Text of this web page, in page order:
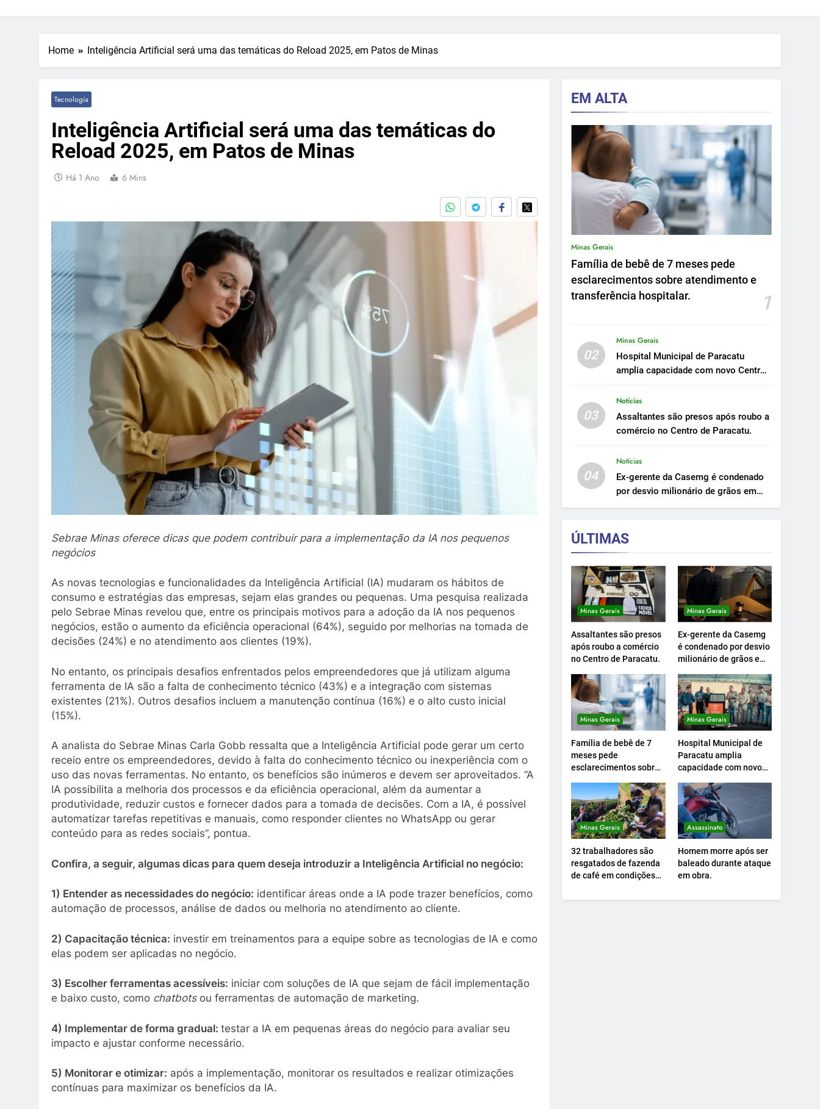
Home Inteligência Artificial será uma das temáticas do Reload 2025, em Patos de Minas
Tecnologia
Inteligência Artificial será uma das temáticas do
Reload 2025, em Patos de Minas
Há 1 Ano 6 Mins
Sebrae Minas oferece dicas que podem contribuir para a implementação da IA nos pequenos
negócios
As novas tecnologias e funcionalidades da Inteligência Artificial (IA) mudaram os hábitos de
consumo e estratégias das empresas, sejam elas grandes ou pequenas. Uma pesquisa realizada
pelo Sebrae Minas revelou que, entre os principais motivos para a adoção da IA nos pequenos
negócios, estão o aumento da eficiência operacional (64%), seguido por melhorias na tomada de
decisões (24%) e no atendimento aos clientes (19%).
No entanto, os principais desafios enfrentados pelos empreendedores que já utilizam alguma
ferramenta de IA são a falta de conhecimento técnico (43%) e a integração com sistemas
existentes (21%). Outros desafios incluem a manutenção contínua (16%) e o alto custo inicial
(15%).
A analista do Sebrae Minas Carla Gobb ressalta que a Inteligência Artificial pode gerar um certo
receio entre os empreendedores, devido à falta do conhecimento técnico ou inexperiência com o
uso das novas ferramentas. No entanto, os benefícios são inúmeros e devem ser aproveitados. “A
IA possibilita a melhoria dos processos e da eficiência operacional, além da aumentar a
produtividade, reduzir custos e fornecer dados para a tomada de decisões. Com a IA, é possível
automatizar tarefas repetitivas e manuais, como responder clientes no WhatsApp ou gerar
conteúdo para as redes sociais”, pontua.
Confira, a seguir, algumas dicas para quem deseja introduzir a Inteligência Artificial no negócio:
1) Entender as necessidades do negócio: identificar áreas onde a IA pode trazer benefícios, como
automação de processos, análise de dados ou melhoria no atendimento ao cliente.
2) Capacitação técnica: investir em treinamentos para a equipe sobre as tecnologias de IA e como
elas podem ser aplicadas no negócio.
3) Escolher ferramentas acessíveis: iniciar com soluções de IA que sejam de fácil implementação
e baixo custo, como chatbotsou ferramentas de automação de marketing.
4) Implementar de forma gradual: testar a IA em pequenas áreas do negócio para avaliar seu
impacto e ajustar conforme necessário.
5) Monitorar e otimizar: após a implementação, monitorar os resultados e realizar otimizações
contínuas para maximizar os benefícios da IA.
EM ALTA
Minas Gerais
Família de bebê de 7 meses pede
esclarecimentos sobre atendimento e
transferência hospitalar.
1
02
Minas Gerais
Hospital Municipal de Paracatu
amplia capacidade com novo Centro
03
Notícias
Assaltantes são presos após roubo a
comércio no Centro de Paracatu.
04
Notícias
Ex-gerente da Casemg é condenado
por desvio milionário de grãos em
Paracatu.
ÚLTIMAS
Minas Gerais
Assaltantes são presos
após roubo a comércio
no Centro de Paracatu.
Minas Gerais
Ex-gerente da Casemg
é condenado por desvio
milionário de grãos em
Minas Gerais
Família de bebê de 7
meses pede
esclarecimentos sobre
transferência
hospitalar.
Minas Gerais
Hospital Municipal de
Paracatu amplia
capacidade com novo
Minas Gerais
32 trabalhadores são
resgatados de fazenda
de café em condições
Assassinato
Homem morre após ser
baleado durante ataque
em obra.